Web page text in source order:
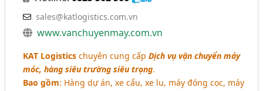
sales@katlogistics.com.vn
www.vanchuyenmay.com.vn
KAT Logistics chuyên cung cấpDịch vụ vận chuyển máy
móc, hàng siêu trường siêu trọng.
Bao gồm: Hàng dự án, xe cẩu, xe lu, máy đóng cọc, máy